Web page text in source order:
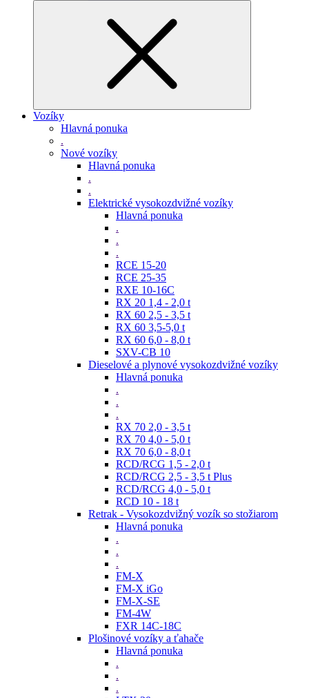
Vozíky
Hlavná ponuka
.
Nové vozíky
Hlavná ponuka
.
.
Elektrické vysokozdvižné vozíky
Hlavná ponuka
.
.
.
RCE 15-20
RCE 25-35
RXE 10-16C
RX 20 1,4 - 2,0 t
RX 60 2,5 - 3,5 t
RX 60 3,5-5,0 t
RX 60 6,0 - 8,0 t
SXV-CB 10
Dieselové a plynové vysokozdvižné vozíky
Hlavná ponuka
.
.
.
RX 70 2,0 - 3,5 t
RX 70 4,0 - 5,0 t
RX 70 6,0 - 8,0 t
RCD/RCG 1,5 - 2,0 t
RCD/RCG 2,5 - 3,5 t Plus
RCD/RCG 4,0 - 5,0 t
RCD 10 - 18 t
Retrak - Vysokozdvižný vozík so stožiarom
Hlavná ponuka
.
.
.
FM-X
FM-X iGo
FM-X-SE
FM-4W
FXR 14C-18C
Plošinové vozíky a ťahače
Hlavná ponuka
.
.
.